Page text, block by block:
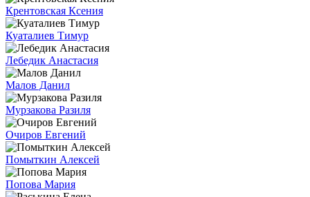
Крентовская Ксения
Куаталиев Тимур
Лебедик Анастасия
Малов Данил
Мурзакова Разиля
Очиров Евгений
Помыткин Алексей
Попова Мария